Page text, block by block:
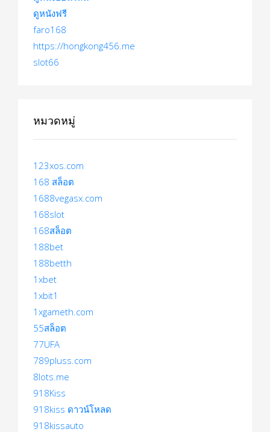
ดูหนังฟรี
faro168
https://hongkong456.me
slot66
หมวดหมู่
123xos.com
168 สล็อต
1688vegasx.com
168slot
168สล็อต
188bet
188betth
1xbet
1xbit1
1xgameth.com
55สล็อต
77UFA
789pluss.com
8lots.me
918Kiss
918kiss ดาวน์โหลด
918kissauto